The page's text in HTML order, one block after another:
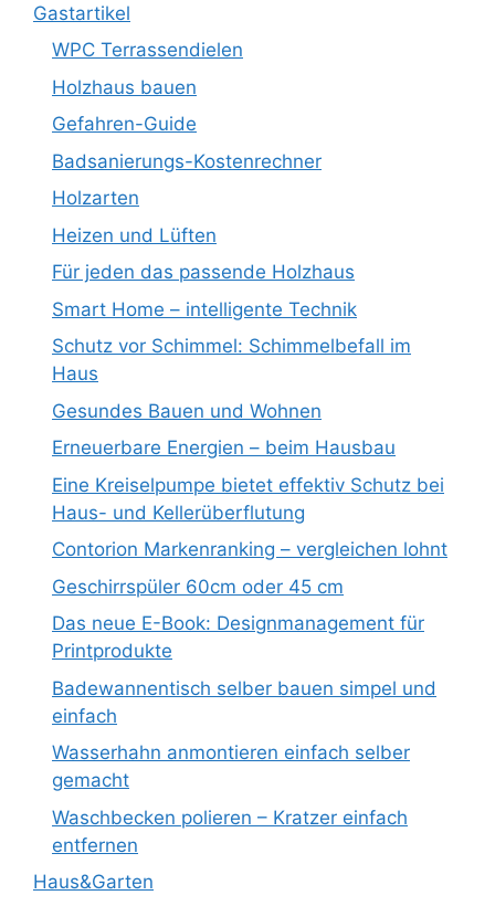
Gastartikel
WPC Terrassendielen
Holzhaus bauen
Gefahren-Guide
Badsanierungs-Kostenrechner
Holzarten
Heizen und Lüften
Für jeden das passende Holzhaus
Smart Home – intelligente Technik
Schutz vor Schimmel: Schimmelbefall im
Haus
Gesundes Bauen und Wohnen
Erneuerbare Energien – beim Hausbau
Eine Kreiselpumpe bietet effektiv Schutz bei
Haus- und Kellerüberflutung
Contorion Markenranking – vergleichen lohnt
Geschirrspüler 60cm oder 45 cm
Das neue E-Book: Designmanagement für
Printprodukte
Badewannentisch selber bauen simpel und
einfach
Wasserhahn anmontieren einfach selber
gemacht
Waschbecken polieren – Kratzer einfach
entfernen
Haus&Garten